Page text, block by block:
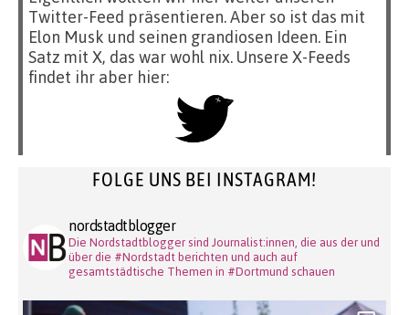
Twitter-Feed präsentieren. Aber so ist das mit
Elon Musk und seinen grandiosen Ideen. Ein
Satz mit X, das war wohl nix. Unsere X-Feeds
findet ihr aber hier:
FOLGE UNS BEI INSTAGRAM!
nordstadtblogger
Die Nordstadtblogger sind Journalist:innen, die aus der und
über die #Nordstadt berichten und auch auf
gesamtstädtische Themen in #Dortmund schauen